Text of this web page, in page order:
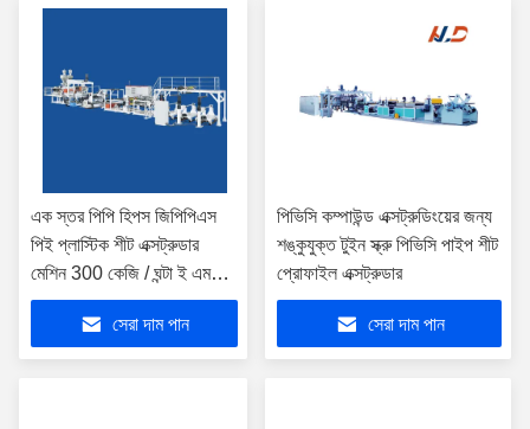
এক স্তর পিপি হিপস জিপিপিএস
পিই প্লাস্টিক শীট এক্সট্রুডার
মেশিন 300 কেজি / ঘন্টা ই এম
কাস্টমাইজড
সেরা দাম পান
পিভিসি কম্পাউন্ড এক্সট্রুডিংয়ের জন্য
শঙ্কুযুক্ত টুইন স্ক্রু পিভিসি পাইপ শীট
প্রোফাইল এক্সট্রুডার
সেরা দাম পান